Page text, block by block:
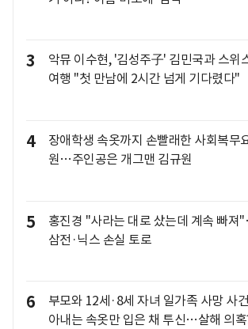
3
악뮤 이수현, '김성주子' 김민국과 스위
여행 "첫 만남에 2시간 넘게 기다렸다"
4
장애학생 속옷까지 손빨래한 사회복무
원…주인공은 개그맨 김규원
5
홍진경 "사라는 대로 샀는데 계속 빠져
삼전·닉스 손실 토로
6
부모와 12세·8세 자녀 일가족 사망 사
아내는 속옷만 입은 채 투신…살해 의혹